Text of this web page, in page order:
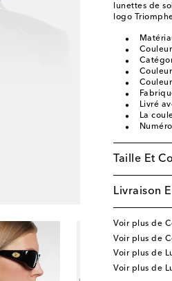
lunettes de
logo
Livré
La
Taille Et
Livraison
Voir plus de
Voir plus de
Voir plus de
Voir plus de